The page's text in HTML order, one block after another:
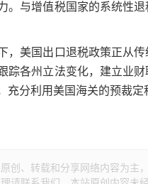
。与增值税国家的系统性
美国出口退税政策正从传
踪各州立法变化，建立业
充分利用美国海关的预裁定
创、转载和分享网络内容为主